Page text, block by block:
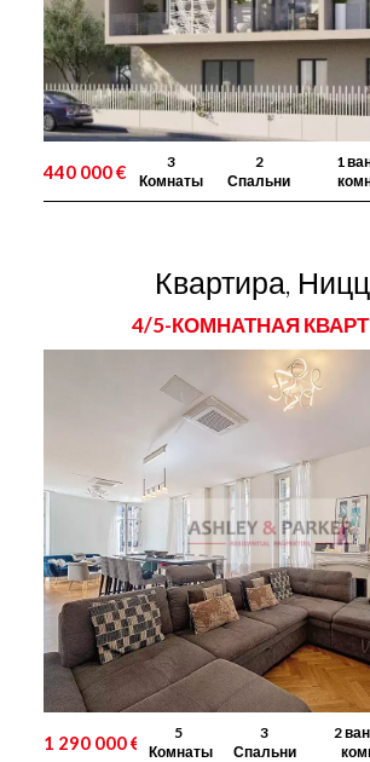
440 000 €
3
Комнаты
2
Спальни
1
Квартира,
4/5-КОМНАТНАЯ
1 290 000 €
5
Комнаты
3
Спальни
2